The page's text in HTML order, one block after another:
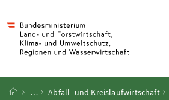
Startseite
…
Abfall- und Kreislaufwirtschaft